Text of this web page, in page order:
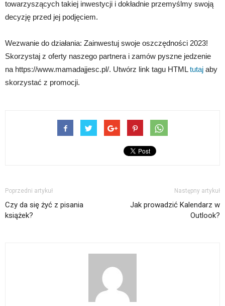
towarzyszących takiej inwestycji i dokładnie przemyślmy swoją
decyzję przed jej podjęciem.
Wezwanie do działania: Zainwestuj swoje oszczędności 2023!
Skorzystaj z oferty naszego partnera i zamów pyszne jedzenie
na https://www.mamadajjesc.pl/. Utwórz link tagu HTMLtutaj aby
skorzystać z promocji.
Poprzedni artykuł
Czy da się żyć z pisania
książek?
Następny artykuł
Jak prowadzić Kalendarz w
Outlook?